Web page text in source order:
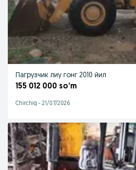
Пагрузчик лиу гонг 2010 йил
155 012 000 so’m
Chirchiq - 21/07/2026